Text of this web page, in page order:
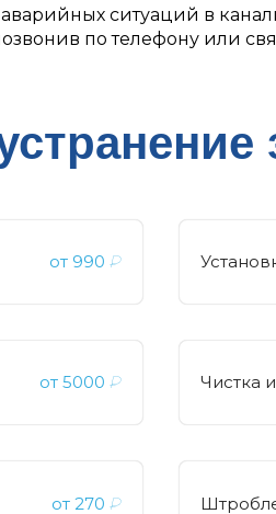
ситуаций в
по телефону или
от 990₽
от5000₽ Чистка
от270₽